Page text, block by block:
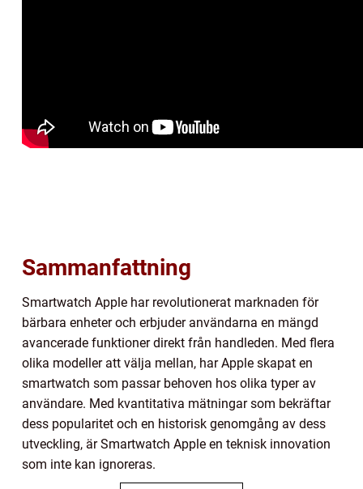
Sammanfattning
Smartwatch Apple har revolutionerat marknaden för
bärbara enheter och erbjuder användarna en mängd
avancerade funktioner direkt från handleden. Med flera
olika modeller att välja mellan, har Apple skapat en
smartwatch som passar behoven hos olika typer av
användare. Med kvantitativa mätningar som bekräftar
dess popularitet och en historisk genomgång av dess
utveckling, är Smartwatch Apple en teknisk innovation
som inte kan ignoreras.